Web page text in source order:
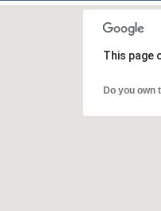
This page
Do you own